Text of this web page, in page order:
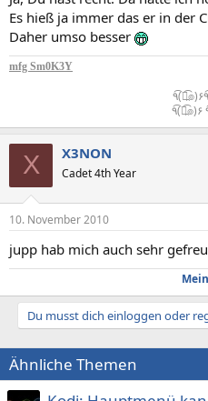
Es hieß ja immer das er in der
Daher umso besser
mfg Sm0K3Y
X X3NON
Cadet 4th Year
10. November 2010
jupp hab mich auch sehr
Du musst dich einloggen oder
Ähnliche Themen